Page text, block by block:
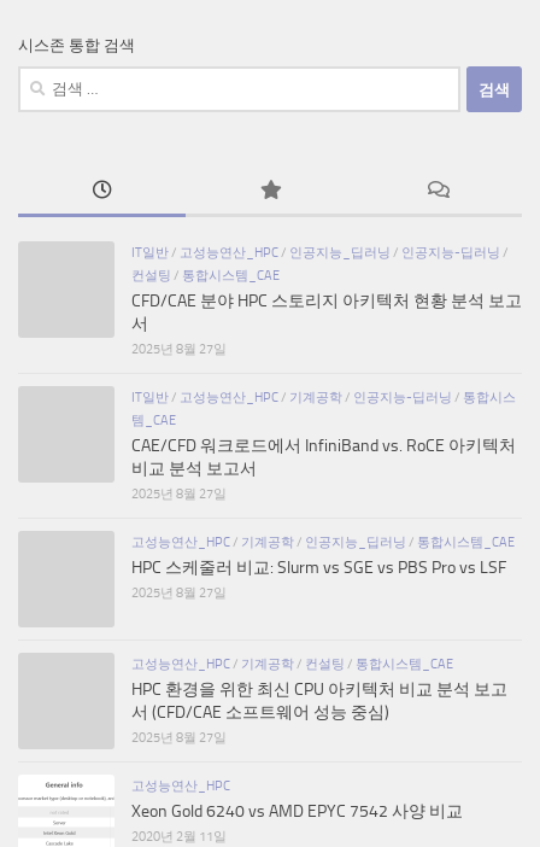
시스존 통합 검색
검
IT일반/ 고성능연산_HPC/ 인공지능_딥러닝 / 인공지능-딥러닝 /
컨설팅 / 통합시스템_CAE
CFD/CAE 분야 HPC 스토리지 아키텍처 현황 분석 보고
서
2025년 8월 27일
IT일반/ 고성능연산_HPC/ 기계공학/ 인공지능-딥러닝 / 통합시스
템_CAE
CAE/CFD 워크로드에서 InfiniBand vs. RoCE 아키텍처
비교 분석 보고서
2025년 8월 27일
고성능연산_HPC/ 기계공학/ 인공지능_딥러닝 / 통합시스템_CAE
HPC 스케줄러 비교: Slurm vs SGE vs PBS Pro vs LSF
2025년 8월 27일
고성능연산_HPC/ 기계공학/ 컨설팅 / 통합시스템_CAE
HPC 환경을 위한 최신 CPU 아키텍처 비교 분석 보고
서 (CFD/CAE 소프트웨어 성능 중심)
2025년 8월 27일
고성능연산_HPC
Xeon Gold 6240 vs AMD EPYC 7542 사양 비교
2020년 2월 11일